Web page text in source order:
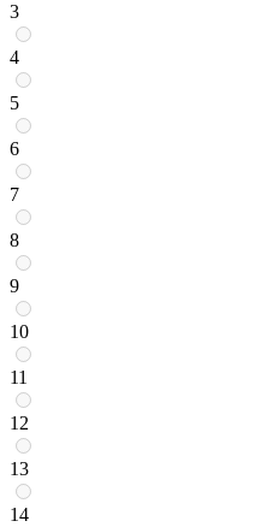
3
4
5
6
7
8
9
10
11
12
13
14